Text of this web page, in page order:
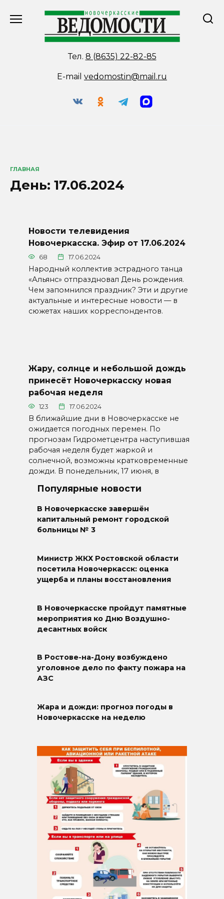
Тел. 8 (8635) 22-82-85
E-mail vedomostin@mail.ru
ГЛАВНАЯ
День: 17.06.2024
Новости телевидения
Новочеркасска. Эфир от 17.06.2024
68 17.06.2024
Народный коллектив эстрадного танца
«Альянс» отпраздновал День рождения.
Чем запомнился праздник? Эти и другие
актуальные и интересные новости — в
сюжетах наших корреспондентов.
Жару, солнце и небольшой дождь
принесёт Новочеркасску новая
рабочая неделя
123 17.06.2024
В ближайшие дни в Новочеркасске не
ожидается погодных перемен. По
прогнозам Гидрометцентра наступившая
рабочая неделя будет жаркой и
солнечной, возможны кратковременные
дожди. В понедельник, 17 июня, в
Популярные новости
В Новочеркасске завершён
капитальный ремонт городской
больницы № 3
Министр ЖКХ Ростовской области
посетила Новочеркасск: оценка
ущерба и планы восстановления
В Новочеркасске пройдут памятные
мероприятия ко Дню Воздушно-
десантных войск
В Ростове-на-Дону возбуждено
уголовное дело по факту пожара на
АЗС
Жара и дожди: прогноз погоды в
Новочеркасске на неделю